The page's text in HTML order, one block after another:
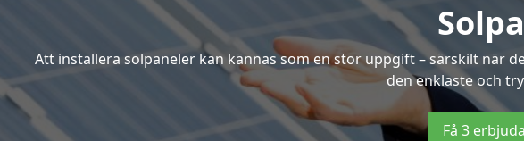
Att installera solpaneler kan kännas som en stor uppgift – särskilt när
den enklaste och
Få 3